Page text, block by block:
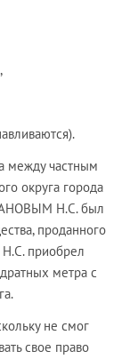
между частным
округа города
Н.С. был
проданного
Н.С. приобрел
метра с
не смог
свое право